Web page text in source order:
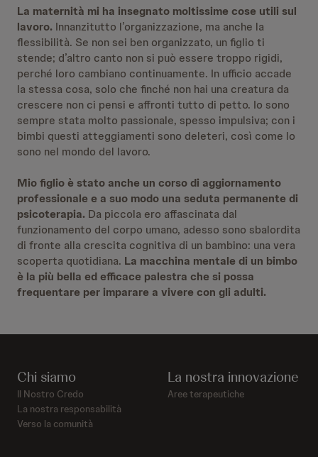
La maternità mi ha insegnato moltissime cose utili sul
lavoro. Innanzitutto l’organizzazione, ma anche la
flessibilità. Se non sei ben organizzato, un figlio ti
stende; d’altro canto non si può essere troppo rigidi,
perché loro cambiano continuamente. In ufficio accade
la stessa cosa, solo che finché non hai una creatura da
crescere non ci pensi e affronti tutto di petto. Io sono
sempre stata molto passionale, spesso impulsiva; con i
bimbi questi atteggiamenti sono deleteri, così come lo
sono nel mondo del lavoro.
Mio figlio è stato anche un corso di aggiornamento
professionale e a suo modo una seduta permanente di
psicoterapia. Da piccola ero affascinata dal
funzionamento del corpo umano, adesso sono sbalordita
di fronte alla crescita cognitiva di un bambino: una vera
scoperta quotidiana. La macchina mentale di un bimbo
è la più bella ed efficace palestra che si possa
frequentare per imparare a vivere con gli adulti.
Chi siamo
Il Nostro Credo
La nostra responsabilità
Verso la comunità
La nostra innovazione
Aree terapeutiche